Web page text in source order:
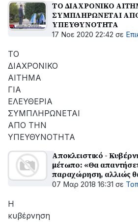
ΤΟ ΔΙΑΧΡΟΝΙΚΟ
ΣΥΜΠΛΗΡΩΝΕΤΑΙ
ΥΠΕΥΘΥΝΟΤΗΤΑ
17 Νοε 2020 22:42 σε
ΤΟ
ΔΙΑΧΡΟΝΙΚΟ
ΑΙΤΗΜΑ
ΓΙΑ
ΕΛΕΥΘΕΡΙΑ
ΣΥΜΠΛΗΡΩΝΕΤΑΙ
ΑΠΟ ΤΗΝ
ΥΠΕΥΘΥΝΟΤΗΤΑ
Αποκλειστικό -
μέτωπο: «Θα
παραχώρηση, αλλιώς θα
κράτος»
07 Μαρ 2018 16:31 σε
Η
κυβέρνηση